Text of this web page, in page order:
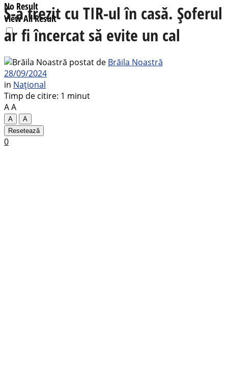
No Result
View All Result
S-a trezit cu TIR-ul în casă. Șoferul
ar fi încercat să evite un cal
postat de Brăila Noastră
28/09/2024
in Național
Timp de citire: 1 minut
AA
A
A
Resetează
0